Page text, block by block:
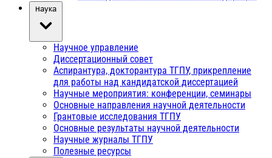
Наука
Научное управление
Диссертационный совет
Аспирантура, докторантура ТГПУ, прикрепление
для работы над кандидатской диссертацией
Научные мероприятия: конференции, семинары
Основные направления научной деятельности
Грантовые исследования ТГПУ
Основные результаты научной деятельности
Научные журналы ТГПУ
Полезные ресурсы